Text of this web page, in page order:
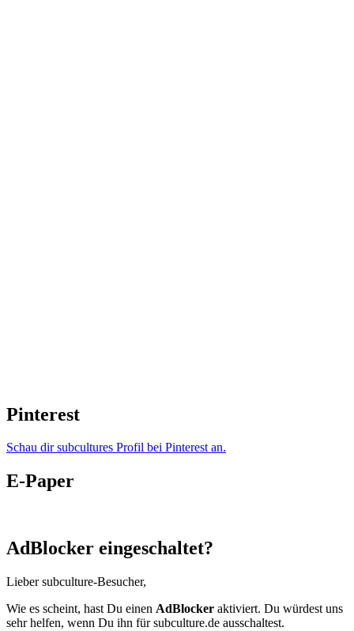
Pinterest
Schau dir subcultures Profil bei Pinterest an.
E-Paper
AdBlocker eingeschaltet?
Lieber subculture-Besucher,
Wie es scheint, hast Du einen AdBlocker aktiviert. Du würdest uns
sehr helfen, wenn Du ihn für subculture.de ausschaltest.